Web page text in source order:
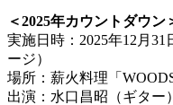
＜2025年カウントダウン
実施日時：2025年12月31
ージ）
場所：薪火料理「
出演：水口昌昭（ギター